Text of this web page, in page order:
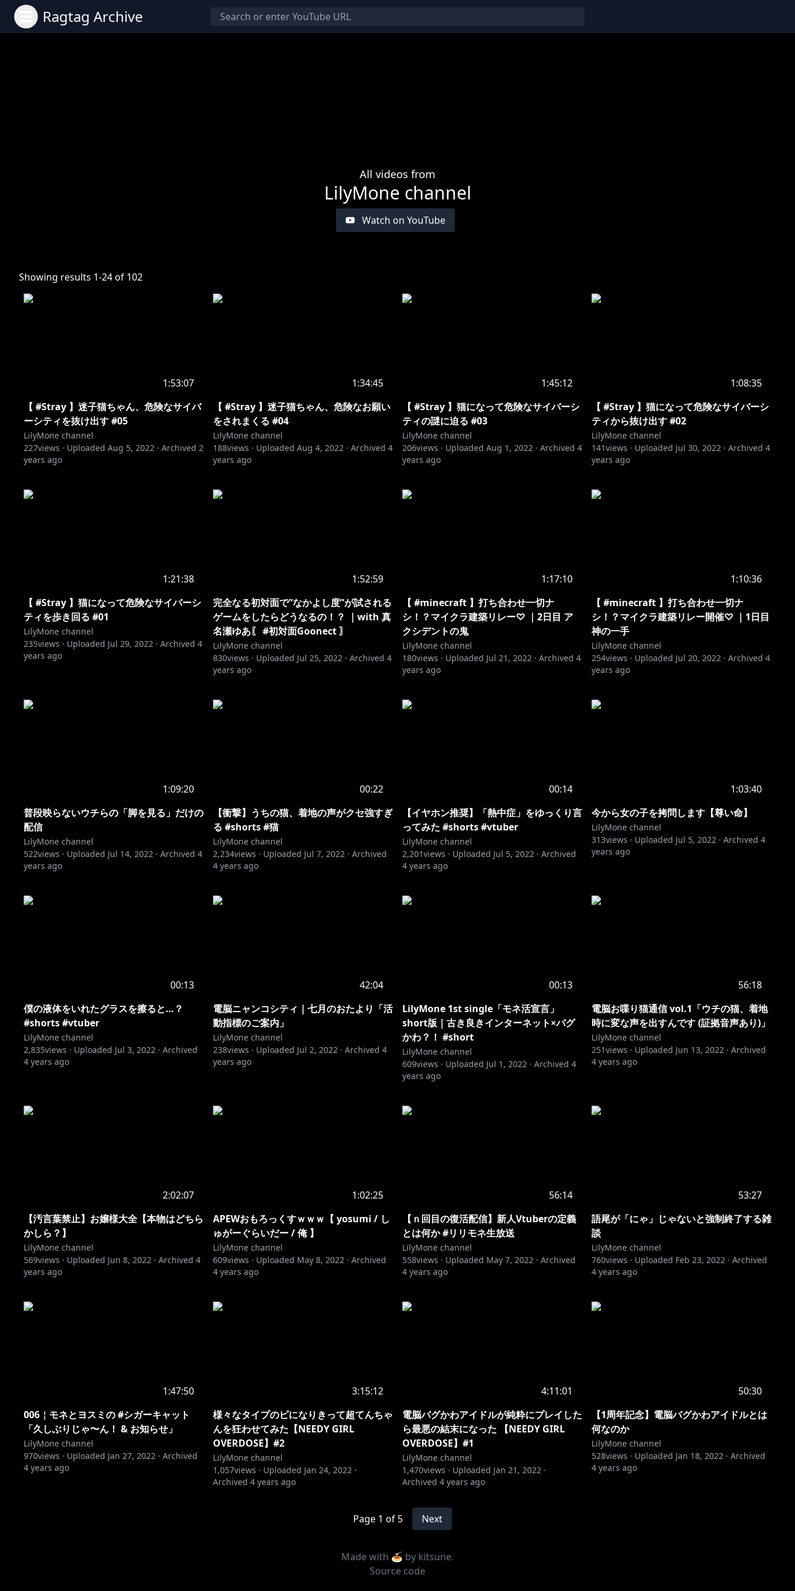
Ragtag Archive
All videos from
LilyMone channel
Watch on YouTube
Showing results 1-24of 102
1:53:07
【 #Stray 】迷子猫ちゃん、危険なサイバ
ーシティを抜け出す #05
LilyMone channel
227views · Uploaded Aug 5, 2022 · Archived 2
years ago
1:34:45
【 #Stray 】迷子猫ちゃん、危険なお願い
をされまくる #04
LilyMone channel
188views · Uploaded Aug 4, 2022 · Archived 4
years ago
1:45:12
【 #Stray 】猫になって危険なサイバーシ
ティの謎に迫る #03
LilyMone channel
206views · Uploaded Aug 1, 2022 · Archived 4
years ago
1:08:35
【 #Stray 】猫になって危険なサイバーシ
ティから抜け出す #02
LilyMone channel
141views · Uploaded Jul 30, 2022 · Archived 4
years ago
1:21:38
【 #Stray 】猫になって危険なサイバーシ
ティを歩き回る #01
LilyMone channel
235views · Uploaded Jul 29, 2022 · Archived 4
years ago
1:52:59
完全なる初対面で”なかよし度”が試される
ゲームをしたらどうなるの！？ ｜with 真
名瀬ゆあ〖 #初対面Goonect 〗
LilyMone channel
830views · Uploaded Jul 25, 2022 · Archived 4
years ago
1:17:10
【 #minecraft 】打ち合わせ一切ナ
シ！？マイクラ建築リレー♡ ｜2日目 ア
クシデントの鬼
LilyMone channel
180views · Uploaded Jul 21, 2022 · Archived 4
years ago
1:10:36
【 #minecraft 】打ち合わせ一切ナ
シ！？マイクラ建築リレー開催♡ ｜1日目
神の一手
LilyMone channel
254views · Uploaded Jul 20, 2022 · Archived 4
years ago
1:09:20
普段映らないウチらの「脚を見る」だけの
配信
LilyMone channel
522views · Uploaded Jul 14, 2022 · Archived 4
years ago
00:22
【衝撃】うちの猫、着地の声がクセ強すぎ
る #shorts #猫
LilyMone channel
2,234views · Uploaded Jul 7, 2022 · Archived
4 years ago
00:14
【イヤホン推奨】「熱中症」をゆっくり言
ってみた #shorts #vtuber
LilyMone channel
2,201views · Uploaded Jul 5, 2022 · Archived
4 years ago
1:03:40
今から女の子を拷問します【尊い命】
LilyMone channel
313views · Uploaded Jul 5, 2022 · Archived 4
years ago
00:13
僕の液体をいれたグラスを擦ると…？
#shorts #vtuber
LilyMone channel
2,835views · Uploaded Jul 3, 2022 · Archived
4 years ago
42:04
電脳ニャンコシティ｜七月のおたより「活
動指標のご案内」
LilyMone channel
238views · Uploaded Jul 2, 2022 · Archived 4
years ago
00:13
LilyMone 1st single「モネ活宣言」
short版｜古き良きインターネット×バグ
かわ？！ #short
LilyMone channel
609views · Uploaded Jul 1, 2022 · Archived 4
years ago
56:18
電脳お喋り猫通信 vol.1「ウチの猫、着地
時に変な声を出すんです (証拠音声あり)」
LilyMone channel
251views · Uploaded Jun 13, 2022 · Archived
4 years ago
2:02:07
【汚言葉禁止】お嬢様大全【本物はどちら
かしら？】
LilyMone channel
569views · Uploaded Jun 8, 2022 · Archived 4
years ago
1:02:25
APEWおもろっくすｗｗｗ【 yosumi / し
ゅがーぐらいだー / 俺 】
LilyMone channel
609views · Uploaded May 8, 2022 · Archived
4 years ago
56:14
【ｎ回目の復活配信】新人Vtuberの定義
とは何か #リリモネ生放送
LilyMone channel
558views · Uploaded May 7, 2022 · Archived
4 years ago
53:27
語尾が「にゃ」じゃないと強制終了する雑
談
LilyMone channel
760views · Uploaded Feb 23, 2022 · Archived
4 years ago
1:47:50
006￤モネとヨスミの #シガーキャット​
「久しぶりじゃ〜ん！ & お知らせ」
LilyMone channel
970views · Uploaded Jan 27, 2022 · Archived
4 years ago
3:15:12
様々なタイプのピになりきって超てんちゃ
んを狂わせてみた【NEEDY GIRL
OVERDOSE】#2
LilyMone channel
1,057views · Uploaded Jan 24, 2022 ·
Archived 4 years ago
4:11:01
電脳バグかわアイドルが純粋にプレイした
ら最悪の結末になった 【NEEDY GIRL
OVERDOSE】#1
LilyMone channel
1,470views · Uploaded Jan 21, 2022 ·
Archived 4 years ago
50:30
【1周年記念】電脳バグかわアイドルとは
何なのか
LilyMone channel
528views · Uploaded Jan 18, 2022 · Archived
4 years ago
Page 1 of 5 Next
Made with 🍝 by kitsune.
Source code